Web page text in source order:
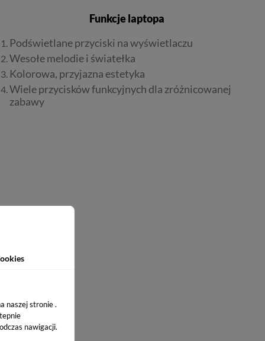
Funkcje laptopa
Podświetlane przyciski na wyświetlaczu
Wesołe melodie i światełka
Kolorowa, przyjazna estetyka
Wiele przycisków funkcyjnych dla zróżnicowanej
zabawy
naszej stronie .
nawigacji.